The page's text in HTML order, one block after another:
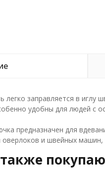
заправляется в иглу
удобны для людей с
предназначен для
и швейных машин,